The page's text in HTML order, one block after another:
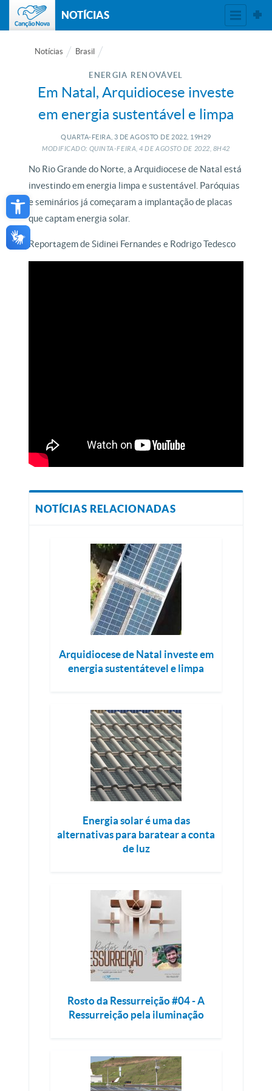
Open toolbar
NOTÍCIAS
Notícias Brasil
ENERGIA RENOVÁVEL
Em Natal, Arquidiocese investe
em energia sustentável e limpa
QUARTA-FEIRA, 3 DE AGOSTO DE 2022, 19H29
MODIFICADO: QUINTA-FEIRA, 4 DEAGOSTO DE 2022, 8H42
No Rio Grande do Norte, a Arquidiocese de Natal está
investindo em energia limpa e sustentável. Paróquias
e seminários já começaram a implantação de placas
que captam energia solar.
Reportagem de Sidinei Fernandes e Rodrigo Tedesco
NOTÍCIAS RELACIONADAS
Arquidiocese de Natal investe em
energia sustentátevel e limpa
Energia solar é uma das
alternativas para baratear a conta
de luz
Rosto da Ressurreição #04 - A
Ressurreição pela iluminação